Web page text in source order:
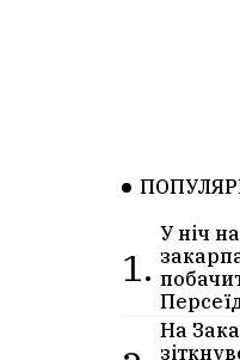
1.
У ніч
На